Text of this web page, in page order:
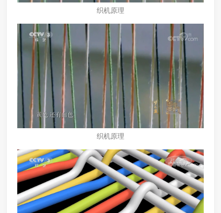
织机原理
织机原理